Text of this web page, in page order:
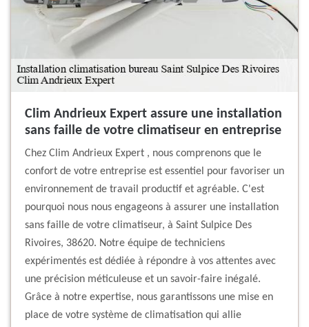
Clim Andrieux Expert assure une installation
sans faille de votre climatiseur en entreprise
Chez Clim Andrieux Expert , nous comprenons que le
confort de votre entreprise est essentiel pour favoriser un
environnement de travail productif et agréable. C'est
pourquoi nous nous engageons à assurer une installation
sans faille de votre climatiseur, à Saint Sulpice Des
Rivoires, 38620. Notre équipe de techniciens
expérimentés est dédiée à répondre à vos attentes avec
une précision méticuleuse et un savoir-faire inégalé.
Grâce à notre expertise, nous garantissons une mise en
place de votre système de climatisation qui allie